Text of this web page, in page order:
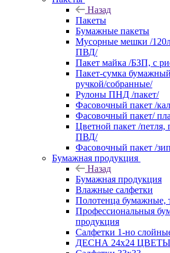
Назад
Пакеты
Бумажные пакеты
Мусорные мешки /
ПВД/
Пакет майка /БЗП, с
Пакет-сумка
ручкой/собранные/
Рулоны ПНД /пакет/
Фасовочный пакет /
Фасовочный пакет/
Цветной пакет /
ПВД/
Фасовочный пакет /
Бумажная продукция
Назад
Бумажная продукция
Влажные салфетки
Полотенца бумажные,
Профессиональныя
продукция
Салфетки 1-но
ДЕСНА 24х24 ЦВЕТЫ